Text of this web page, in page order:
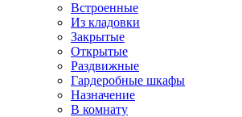
Встроенные
Из кладовки
Закрытые
Открытые
Раздвижные
Гардеробные шкафы
Назначение
В комнату